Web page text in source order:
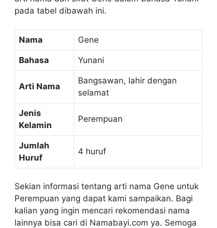
pada tabel dibawah ini.
Nama Gene
Bahasa Yunani
Arti Nama
Bangsawan, lahir dengan
selamat
Jenis
Kelamin
Perempuan
Jumlah
Huruf
4 huruf
Sekian informasi tentang arti nama Gene untuk
Perempuan yang dapat kami sampaikan. Bagi
kalian yang ingin mencari rekomendasi nama
lainnya bisa cari di Namabayi.com ya. Semoga